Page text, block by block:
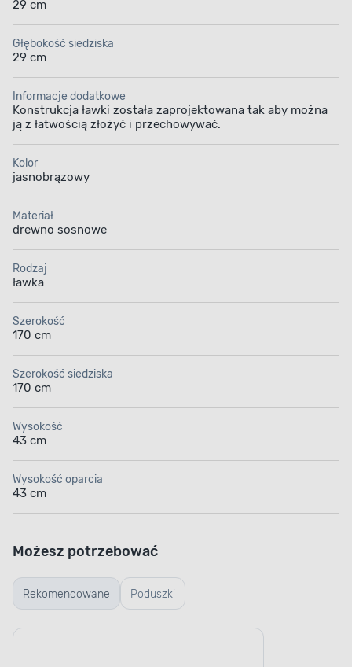
29 cm
Głębokość siedziska
29 cm
Informacje dodatkowe
Konstrukcja ławki została zaprojektowana tak aby można
ją z łatwością złożyć i przechowywać.
Kolor
jasnobrązowy
Materiał
drewno sosnowe
Rodzaj
ławka
Szerokość
170 cm
Szerokość siedziska
170 cm
Wysokość
43 cm
Wysokość oparcia
43 cm
Rekomendowane Poduszki
Możesz potrzebować